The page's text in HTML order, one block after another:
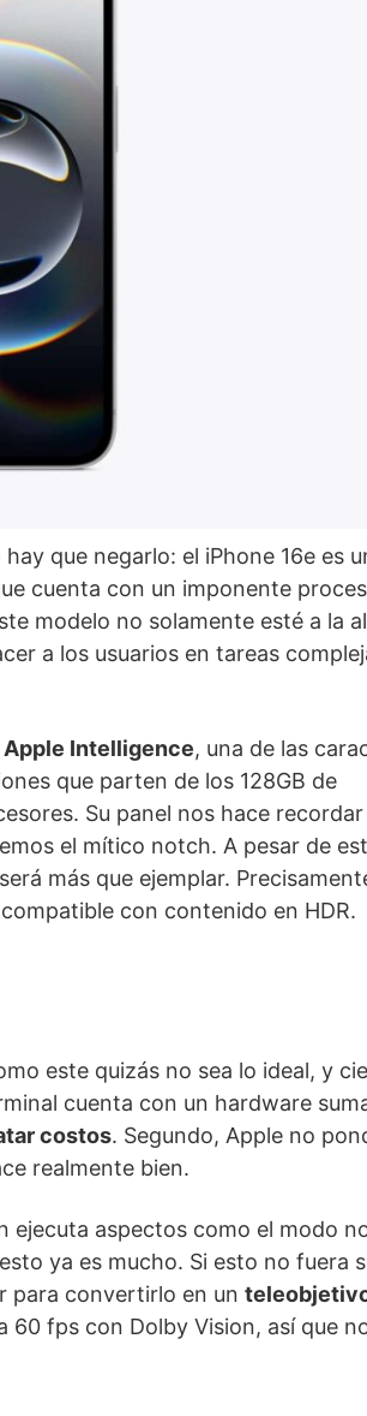
que negarlo: el iPhone 16e es
cuenta con un imponente
modelo no solamente esté a la
a los usuarios en tareas
Apple Intelligence, una de las
que parten de los 128GB de
Su panel nos hace recordar
el mítico notch. A pesar de
más que ejemplar.
compatible con contenido en HDR.
este quizás no sea lo ideal, y
cuenta con un hardware
costos. Segundo, Apple no
realmente bien.
ejecuta aspectos como el modo
ya es mucho. Si esto no fuera
para convertirlo en un
fps con Dolby Vision, así que